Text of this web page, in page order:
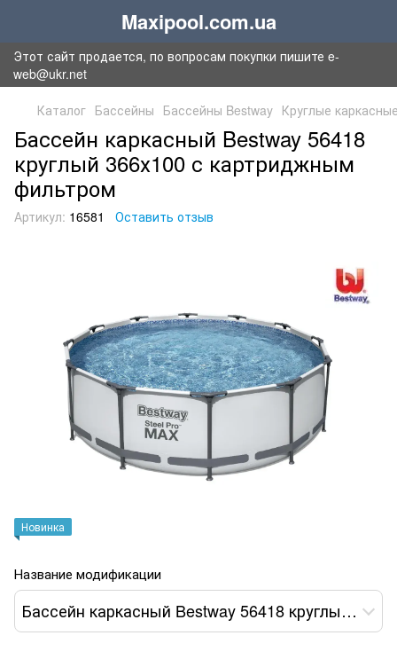
Maxipool.com.ua
Этот сайт продается, по вопросам покупки пишите e-
web@ukr.net
Каталог Бассейны Бассейны Bestway Круглые
Бассейн каркасный Bestway 56418
круглый 366х100 с картриджным
фильтром
Артикул: 16581 Оставить отзыв
Новинка
Название модификации
Бассейн каркасный Bestway 56418 круглый 366х100 с картриджным фильтром